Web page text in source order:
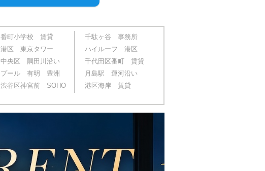
番町小学校 賃貸
港区 東京タワー
中央区 隅田川沿い
プール 有明 豊洲
渋谷区神宮前 SOHO
千駄ヶ谷 事務所
ハイルーフ 港区
千代田区番町 賃貸
月島駅 運河沿い
港区海岸 賃貸